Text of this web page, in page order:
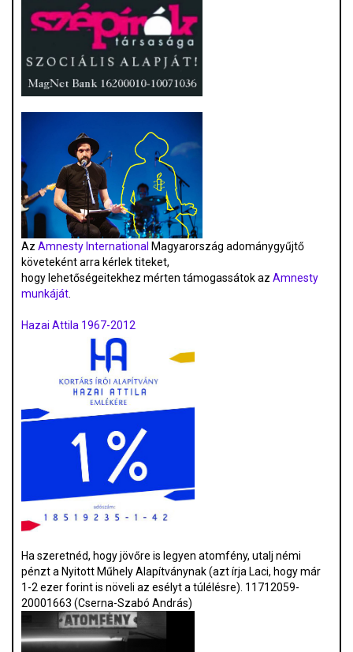
Az Amnesty International Magyarország adománygyűjtő
követeként arra kérlek titeket,
hogy lehetőségeitekhez mérten támogassátok az Amnesty
munkáját.
Hazai Attila 1967-2012
Ha szeretnéd, hogy jövőre is legyen atomfény, utalj némi
pénzt a Nyitott Műhely Alapítványnak (azt írja Laci, hogy már
1-2 ezer forint is növeli az esélyt a túlélésre). 11712059-
20001663 (Cserna-Szabó András)